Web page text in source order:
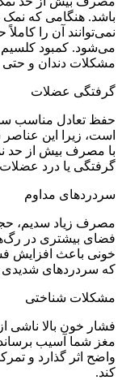
باشد. هنگامی که نمک
نمی‌توانند آن را
می‌شود. کمبود
مشکلات دندان و
گرفتگی عضلات
حفظ تعادل مناسب
است، زیرا این
با مصرف بیش از حد
گرفتگی یا درد عضلات
سردرد‌های مداوم
مصرف زیاد سدیم،
فضای بیشتری در
خونی باعث افزایش
که سردرد‌های شدیدی
مشکلات شناختی
فشار خون بالا ناشی
مغز شما آسیب برساند.
واضح اثر گذارد و
کند.